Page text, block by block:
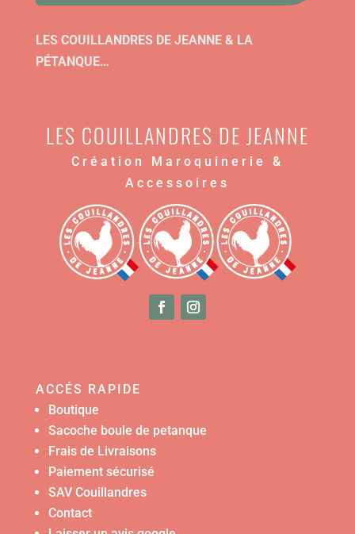
LES COUILLANDRES DE JEANNE & LA
PÉTANQUE…
LES COUILLANDRES DE JEANNE
Création Maroquinerie &
Accessoires
ACCÉS RAPIDE
Boutique
Sacoche boule de petanque
Frais de Livraisons
Paiement sécurisé
SAV Couillandres
Contact